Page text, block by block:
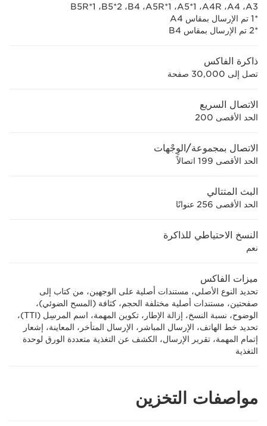
A3،‏ A4،‏ A4R،‏ A5*1،‏ A5R*1، ‏B4، ‏B5*2، ‏B5R*1
*1 تم الإرسال بمقاس A4
*2 تم الإرسال بمقاس B4
ذاكرة الفاكس
تصل إلى 30,000 صفحة
الاتصال السريع
الحد الأقصى 200
الاتصال بمجموعة/الوِجْهات
الحد الأقصى 199 اتصالاً
البث المتتالي
الحد الأقصى 256 عنوانًا
النسخ الاحتياطي للذاكرة
نعم
ميزات الفاكس
تحديد النوع الأصلي، مستندات أصلية على الوجهين، من كتاب إلى
صفحتين، مستندات أصلية مختلفة الحجم، كثافة (المسح الضوئي)،
الوضوح، نسبة النسخ، إزالة الإطار، تكوين المهمة، اسم المرسِل (TTI)،
تحديد خط الهاتف، الإرسال المباشر، الإرسال المتأخر، المعاينة، إشعار
إتمام المهمة، تقرير الإرسال، الكشف عن التغذية متعددة الورق لوحدة
التغذية
مواصفات التخزين